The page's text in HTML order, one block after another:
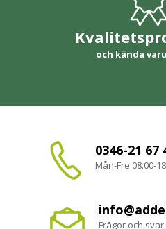
och kända
0346-21 67
Mån-Fre 08.00-
Frågor och svar